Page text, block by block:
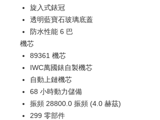
旋入式錶冠
透明藍寶石玻璃底蓋
防水性能 6 巴
機芯
89361 機芯
IWC萬國錶自製機芯
自動上鏈機芯
68 小時動力儲備
振頻 28800.0 振頻 (4.0 赫茲)
299 零部件